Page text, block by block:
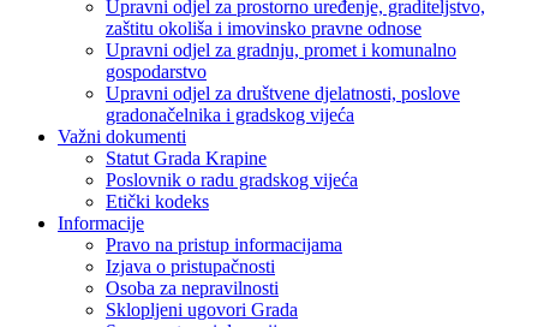
Upravni odjel za prostorno uređenje, graditeljstvo,
zaštitu okoliša i imovinsko pravne odnose
Upravni odjel za gradnju, promet i komunalno
gospodarstvo
Upravni odjel za društvene djelatnosti, poslove
gradonačelnika i gradskog vijeća
Važni dokumenti
Statut Grada Krapine
Poslovnik o radu gradskog vijeća
Etički kodeks
Informacije
Pravo na pristup informacijama
Izjava o pristupačnosti
Osoba za nepravilnosti
Sklopljeni ugovori Grada